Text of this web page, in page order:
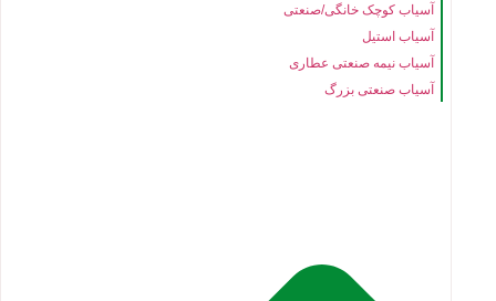
آسیاب کوچک خانگی/صنعتی
آسیاب استیل
آسیاب نیمه صنعتی عطاری
آسیاب صنعتی بزرگ